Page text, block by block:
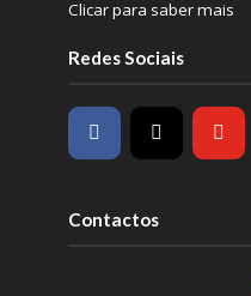
Clicar para saber mais
Redes Sociais
Contactos